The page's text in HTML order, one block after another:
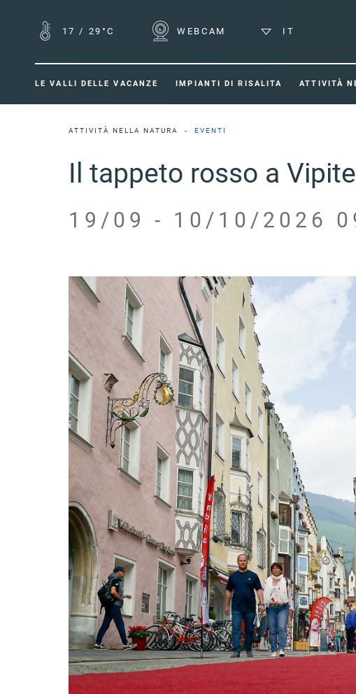
17 / 29°C WEBCAM IT
LE VALLI DELLE VACANZE IMPIANTI DI RISALITA ATTIVITÀ
ATTIVITÀ NELLA NATURA EVENTI
Il tappeto rosso a
19/09 - 10/10/2026